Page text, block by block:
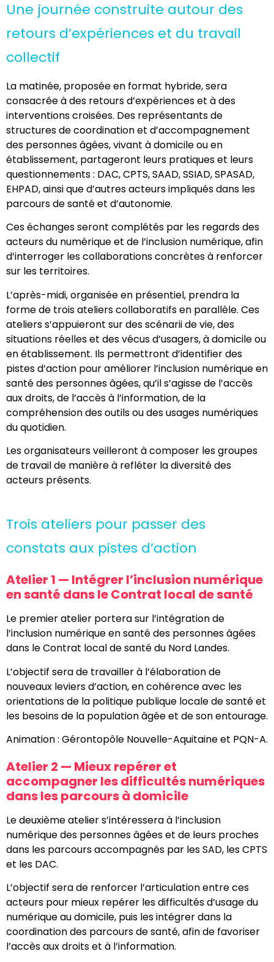
Une journée construite autour des
retours d’expériences et du travail
collectif
La matinée, proposée en format hybride, sera
consacrée à des retours d’expériences et à des
interventions croisées. Des représentants de
structures de coordination et d’accompagnement
des personnes âgées, vivant à domicile ou en
établissement, partageront leurs pratiques et leurs
questionnements : DAC, CPTS, SAAD, SSIAD, SPASAD,
EHPAD, ainsi que d’autres acteurs impliqués dans les
parcours de santé et d’autonomie.
Ces échanges seront complétés par les regards des
acteurs du numérique et de l’inclusion numérique, afin
d’interroger les collaborations concrètes à renforcer
sur les territoires.
L’après-midi, organisée en présentiel, prendra la
forme de trois ateliers collaboratifs en parallèle. Ces
ateliers s’appuieront sur des scénarii de vie, des
situations réelles et des vécus d’usagers, à domicile ou
en établissement. Ils permettront d’identifier des
pistes d’action pour améliorer l’inclusion numérique en
santé des personnes âgées, qu’il s’agisse de l’accès
aux droits, de l’accès à l’information, de la
compréhension des outils ou des usages numériques
du quotidien.
Les organisateurs veilleront à composer les groupes
de travail de manière à refléter la diversité des
acteurs présents.
Trois ateliers pour passer des
constats aux pistes d’action
Atelier 1 — Intégrer l’inclusion numérique
en santé dans le Contrat local de santé
Le premier atelier portera sur l’intégration de
l’inclusion numérique en santé des personnes âgées
dans le Contrat local de santé du Nord Landes.
L’objectif sera de travailler à l’élaboration de
nouveaux leviers d’action, en cohérence avec les
orientations de la politique publique locale de santé et
les besoins de la population âgée et de son entourage.
Animation : Gérontopôle Nouvelle-Aquitaine et PQN-A.
Atelier 2 — Mieux repérer et
accompagner les difficultés numériques
dans les parcours à domicile
Le deuxième atelier s’intéressera à l’inclusion
numérique des personnes âgées et de leurs proches
dans les parcours accompagnés par les SAD, les CPTS
et les DAC.
L’objectif sera de renforcer l’articulation entre ces
acteurs pour mieux repérer les difficultés d’usage du
numérique au domicile, puis les intégrer dans la
coordination des parcours de santé, afin de favoriser
l’accès aux droits et à l’information.